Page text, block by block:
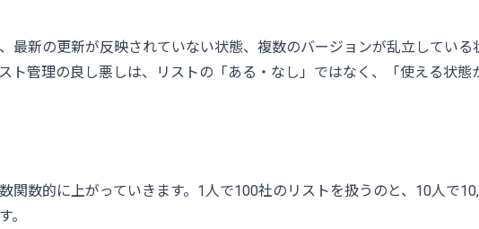
最新の更新が反映されていない状態、複数のバージョンが乱立している
管理の良し悪しは、リストの「ある・なし」ではなく、「使える状態
関数的に上がっていきます。1人で100社のリストを扱うのと、10人で
。